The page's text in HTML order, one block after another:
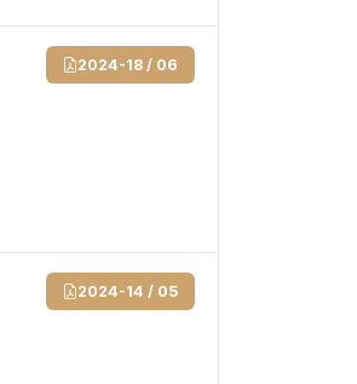
2024-18 / 06
2024-14 / 05